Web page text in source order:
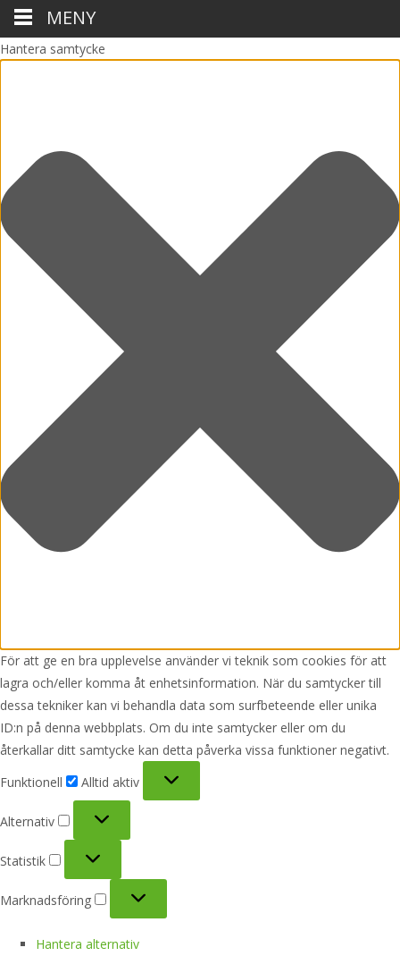
Hantera samtycke
För att ge en bra upplevelse använder vi teknik som cookies för att
lagra och/eller komma åt enhetsinformation. När du samtycker till
dessa tekniker kan vi behandla data som surfbeteende eller unika
ID:n på denna webbplats. Om du inte samtycker eller om du
återkallar ditt samtycke kan detta påverka vissa funktioner negativt.
Funktionell
Alltid aktiv
Alternativ
Statistik
Marknadsföring
Hantera alternativ
MENY